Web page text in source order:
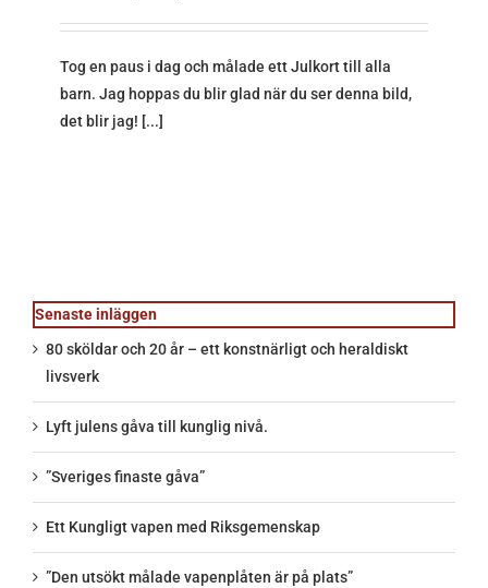
Tog en paus i dag och målade ett Julkort till alla
barn. Jag hoppas du blir glad när du ser denna bild,
det blir jag! [...]
Senaste inläggen
80 sköldar och 20 år – ett konstnärligt och heraldiskt
livsverk
Lyft julens gåva till kunglig nivå.
”Sveriges finaste gåva”
Ett Kungligt vapen med Riksgemenskap
”Den utsökt målade vapenplåten är på plats”